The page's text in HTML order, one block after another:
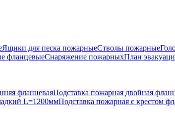
Ящики для песка пожарныеСтволы пожарные
фланцевыеСнаряжение пожарныхПлан
фланцеваяПодставка пожарная двойная
L=1200ммПодставка пожарная с крестом